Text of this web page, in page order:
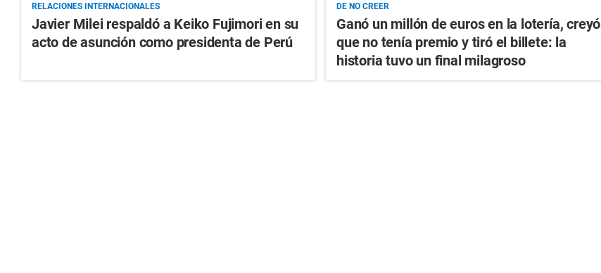
RELACIONES INTERNACIONALES
Javier Milei respaldó a Keiko Fujimori en su
acto de asunción como presidenta de Perú
DE NO CREER
Ganó un millón de euros en la lotería, creyó
que no tenía premio y tiró el billete: la
historia tuvo un final milagroso